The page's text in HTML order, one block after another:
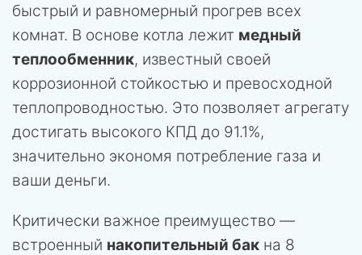
быстрый и равномерный прогрев всех
комнат. В основе котла лежит медный
теплообменник, известный своей
коррозионной стойкостью и превосходной
теплопроводностью. Это позволяет агрегату
достигать высокого КПД до 91.1%,
значительно экономя потребление газа и
ваши деньги.
Критически важное преимущество —
встроенный накопительный бак на 8